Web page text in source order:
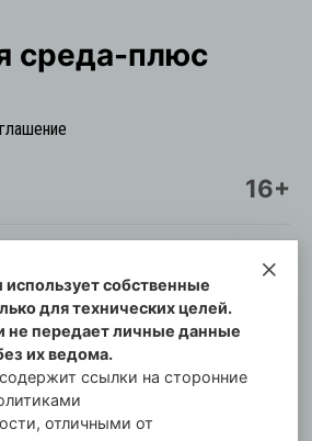
cреда-плюс
16+
городской портал
плюс, 2021-2026
регистрации СМИ: ПИ №57-
2013 г.
Управлением
по надзору в сфере связи,
использует собственные
для технических целей.
не передает личные данные
их ведома.
ссылки на сторонние
отличными от